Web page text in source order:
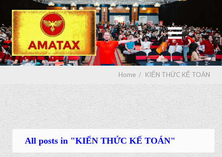
Home / KIẾN THỨC KẾ TOÁN
All posts in "KIẾN THỨC KẾ TOÁN"